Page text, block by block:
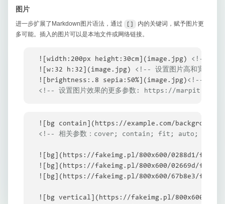
图片
进一步扩展了Markdown图片语法，通过 []
​内的关键词，赋予图片更
多可能。插入的图片可以是本地文件或网络链接。
![width:200px height:30cm](image.jpg) <!-- 设置
![w:32 h:32](image.jpg) <!-- 设置图片高和宽 -->
![brightness:.8 sepia:50%](image.jpg) <!-- 设置
<!-- 设置图片效果的更多参数: https://
![bg contain](https://example.com/
<!-- 相关参数：cover; contain; fit; auto; x%;
![bg](https://fakeimg.pl/800x600/0288d1/fff/
![bg](https://fakeimg.pl/800x600/02669d/fff/
![bg](https://fakeimg.pl/800x600/67b8e3/fff/
![bg vertical](https://fakeimg.pl/800x600/